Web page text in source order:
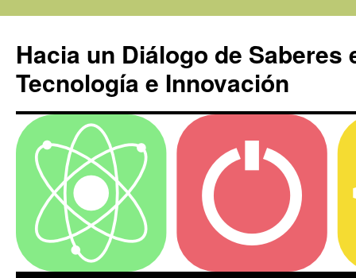
la
página
Hacia un Diálogo de Saberes
Tecnología e Innovación